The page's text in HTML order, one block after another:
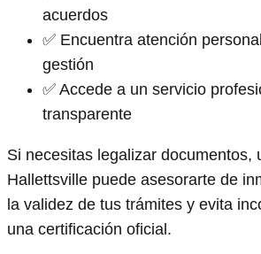
acuerdos
✅ Encuentra atención
gestión
✅ Accede a un servicio
transparente
Si necesitas legalizar documentos,
Hallettsville puede asesorarte de
la validez de tus trámites y evita
una certificación oficial.